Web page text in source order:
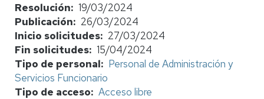
Resolución
19/03/2024
Publicación
26/03/2024
Inicio solicitudes
27/03/2024
Fin solicitudes 15/04/2024
Tipo de personal
Personal de Administración y
Servicios Funcionario
Tipo de acceso
Acceso libre